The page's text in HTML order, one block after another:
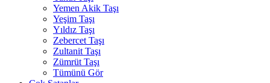
Yemen Akik Taşı
Yeşim Taşı
Yıldız Taşı
Zebercet Taşı
Zultanit Taşı
Zümrüt Taşı
Tümünü Gör